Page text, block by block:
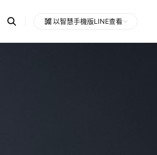
Search
OpenChats
messages
search
以智慧手機版LINE查看